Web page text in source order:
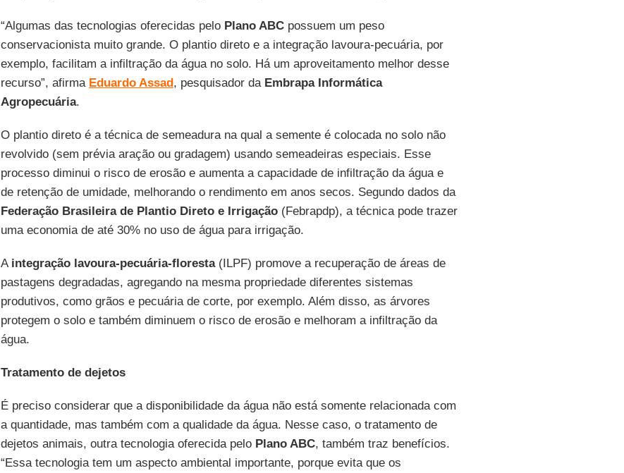
“Algumas das tecnologias oferecidas pelo Plano ABCpossuem um peso
conservacionista muito grande. O plantio direto e a integração lavoura-pecuária, por
exemplo, facilitam a infiltração da água no solo. Há um aproveitamento melhor desse
recurso”, afirma Eduardo Assad, pesquisador da Embrapa Informática
Agropecuária.
O plantio direto é a técnica de semeadura na qual a semente é colocada no solo não
revolvido (sem prévia aração ou gradagem) usando semeadeiras especiais. Esse
processo diminui o risco de erosão e aumenta a capacidade de infiltração da água e
de retenção de umidade, melhorando o rendimento em anos secos. Segundo dados da
Federação Brasileira de Plantio Direto e Irrigação(Febrapdp), a técnica pode trazer
uma economia de até 30% no uso de água para irrigação.
A integração lavoura-pecuária-floresta(ILPF) promove a recuperação de áreas de
pastagens degradadas, agregando na mesma propriedade diferentes sistemas
produtivos, como grãos e pecuária de corte, por exemplo. Além disso, as árvores
protegem o solo e também diminuem o risco de erosão e melhoram a infiltração da
água.
Tratamento de dejetos
É preciso considerar que a disponibilidade da água não está somente relacionada com
a quantidade, mas também com a qualidade da água. Nesse caso, o tratamento de
dejetos animais, outra tecnologia oferecida pelo Plano ABC, também traz benefícios.
“Essa tecnologia tem um aspecto ambiental importante, porque evita que os